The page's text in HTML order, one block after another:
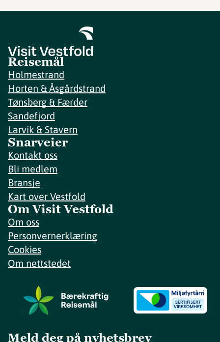
Reisemål
Holmestrand
Horten & Åsgårdstrand
Tønsberg & Færder
Sandefjord
Larvik & Stavern
Snarveier
Kontakt oss
Bli medlem
Bransje
Kart over Vestfold
Om Visit Vestfold
Om oss
Personvernerklæring
Cookies
Om nettstedet
Meld deg på nyhetsbrev